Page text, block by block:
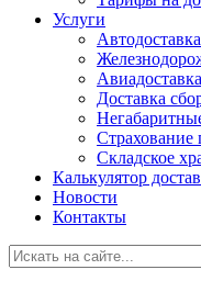
Услуги
Доставка
Страхование
Складское
Калькулятор
Новости
Контакты